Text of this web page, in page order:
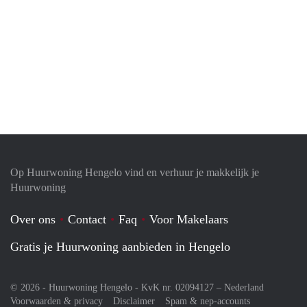
Op Huurwoning Hengelo vind en verhuur je makkelijk je
Huurwoning
Over ons Contact Faq
Voor Makelaars
Gratis je Huurwoning aanbieden in Hengelo
© 2026 - Huurwoning Hengelo - KvK nr. 02094127 – Nederland
Voorwaarden & privacy
Disclaimer Spam & nep-accounts